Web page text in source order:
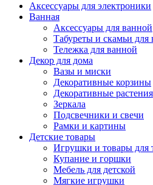
Аксессуары для электроники
Ванная
Аксессуары для ванной
Табуреты и скамьи для
Тележка для ванной
Декор для дома
Вазы и миски
Декоративные корзины
Декоративные растения
Зеркала
Подсвечники и свечи
Рамки и картины
Детские товары
Игрушки и товары для
Купание и горшки
Мебель для детской
Мягкие игрушки